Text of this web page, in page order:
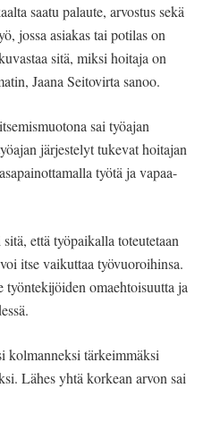
saatu palaute, arvostus sekä
jossa asiakas tai potilas on
sitä, miksi hoitaja on
Jaana Seitovirta sanoo.
sai työajan
järjestelyt tukevat hoitajan
työtä ja vapaa-
että työpaikalla toteutetaan
itse vaikuttaa työvuoroihinsa.
omaehtoisuutta ja
kolmanneksi tärkeimmäksi
Lähes yhtä korkean arvon sai